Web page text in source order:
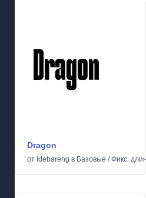
Dragon
от Idebareng в Базовые /Фикс.